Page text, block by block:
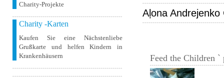
Charity-Projekte
Charity -Karten
Kaufen Sie eine Nächstenliebe
Grußkarte und helfen Kindern in
Krankenhäusern
Aļona
Feed the Children `